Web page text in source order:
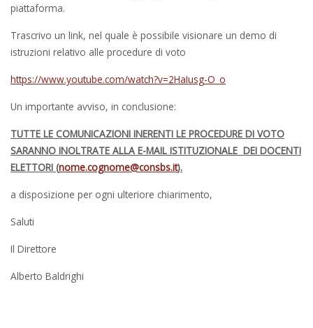
piattaforma.
Trascrivo un link, nel quale è possibile visionare un demo di
istruzioni relativo alle procedure di voto
https://www.youtube.com/watch?v=2HaIusg-O_o
Un importante avviso, in conclusione:
TUTTE LE COMUNICAZIONI INERENTI LE PROCEDURE DI VOTO
SARANNO INOLTRATE ALLA E-MAIL ISTITUZIONALE DEI DOCENTI
ELETTORI (nome.cognome@consbs.it).
a disposizione per ogni ulteriore chiarimento,
Saluti
Il Direttore
Alberto Baldrighi